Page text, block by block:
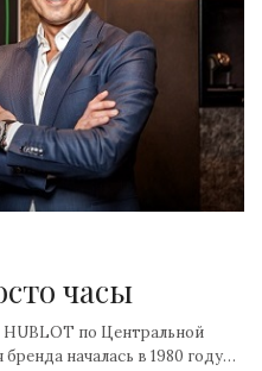
часы
по Центральной
началась в 1980 году…